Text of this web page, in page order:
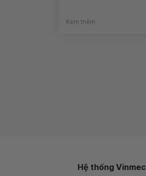
Xem thêm
Hệ thống Vinmec